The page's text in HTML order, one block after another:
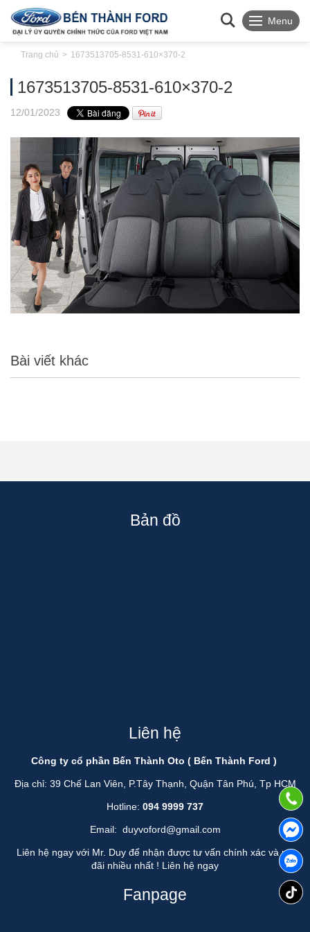
Menu
Trang chủ 1673513705-8531-610×370-2
1673513705-8531-610×370-2
12/01/2023
Bài viết khác
Bản đồ
Liên hệ
Công ty cổ phần Bến Thành Oto ( Bến Thành Ford )
Địa chỉ: 39 Chế Lan Viên, P.Tây Thạnh, Quận Tân Phú, Tp HCM
Hotline: 094 9999 737
Email: duyvoford@gmail.com
Liên hệ ngay với Mr. Duy để nhận được tư vấn chính xác và ưu
đãi nhiều nhất ! Liên hệ ngay
Fanpage